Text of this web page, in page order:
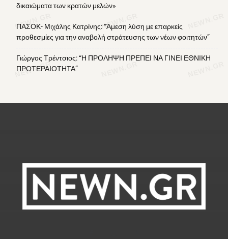
δικαιώματα των κρατών μελών»
ΠΑΣΟΚ- Μιχάλης Κατρίνης: “Άμεση λύση με επαρκείς
προθεσμίες για την αναβολή στράτευσης των νέων φοιτητών”
Γιώργος Τρέντσιος: “Η ΠΡΟΛΗΨΗ ΠΡΕΠΕΙ ΝΑ ΓΙΝΕΙ ΕΘΝΙΚΗ
ΠΡΟΤΕΡΑΙΟΤΗΤΑ”